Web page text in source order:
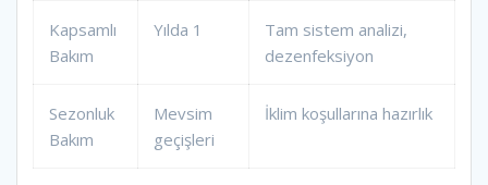
Kapsamlı
Bakım
Yılda 1
Tam sistem analizi,
dezenfeksiyon
Sezonluk
Bakım
Mevsim
geçişleri
İklim koşullarına hazırlık